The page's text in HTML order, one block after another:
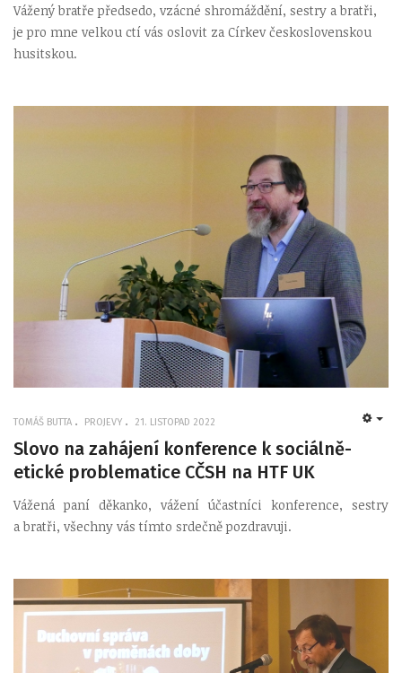
Vážený bratře předsedo, vzácné shromáždění, sestry a bratři,
je pro mne velkou ctí vás oslovit za Církev československou
husitskou.
TOMÁŠ BUTTA PROJEVY 21. LISTOPAD 2022
Slovo na zahájení konference k sociálně-
etické problematice CČSH na HTF UK
Vážená paní děkanko, vážení účastníci konference, sestry
a bratři, všechny vás tímto srdečně pozdravuji.